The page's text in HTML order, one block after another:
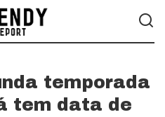
temporada
tem data de